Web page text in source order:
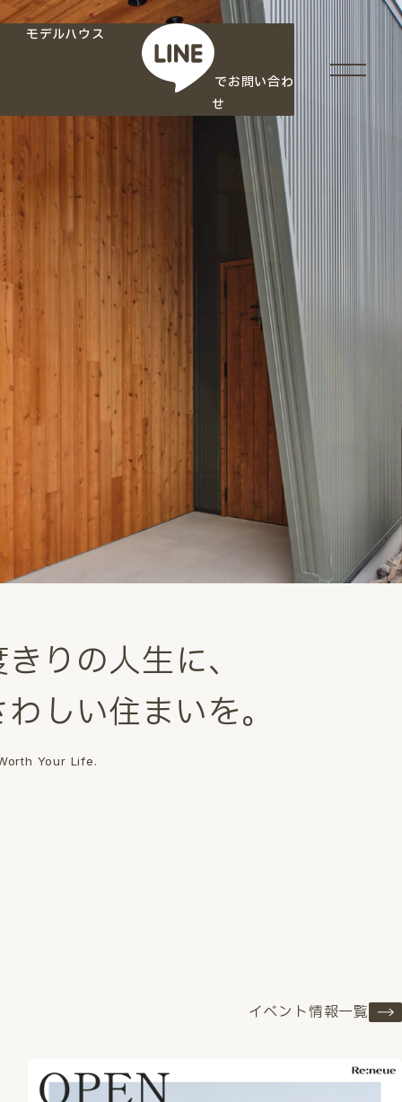
モデルハウス
でお問い合わ
せ
き り の人生に、
わ しい住まいを。
Your Life.
イベント情報一覧